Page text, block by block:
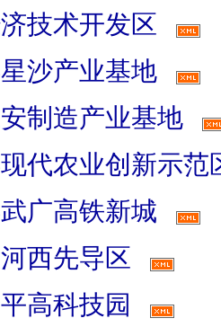
技术开发区
沙产业基地
制造产业基地
代农业创新示范
广高铁新城
西先导区
高科技园